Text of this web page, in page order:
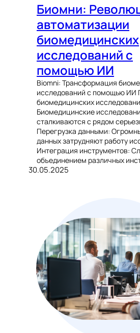
Биомни:
автоматизации
биомедицинских
исследований с
помощью ИИ
Biomni: Трансформация
исследований с помощью ИИ
биомедицинских
Биомедицинские
сталкиваются с рядом
Перегрузка данными:
данных затрудняют работу
Интеграция инструментов:
объединением различных
30.05.2025